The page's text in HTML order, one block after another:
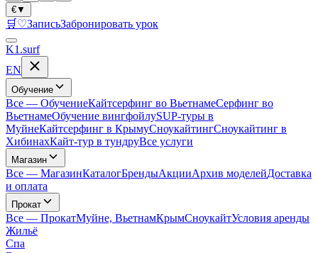
€▼
🛒 ♡ЗаписьЗабронировать урок
K1 .surf
EN
Обучение
Все — ОбучениеКайтсерфинг во ВьетнамеСерфинг во
ВьетнамеОбучение вингфойлуSUP-туры в
МуйнеКайтсерфинг в КрымуСноукайтингСноукайтинг в
ХибинахКайт-тур в тундруВсе услуги
Магазин
Все — МагазинКаталогБрендыАкцииАрхив моделейДоставка
и оплата
Прокат
Все — ПрокатМуйне, ВьетнамКрымСноукайтУсловия аренды
Жильё
Спа